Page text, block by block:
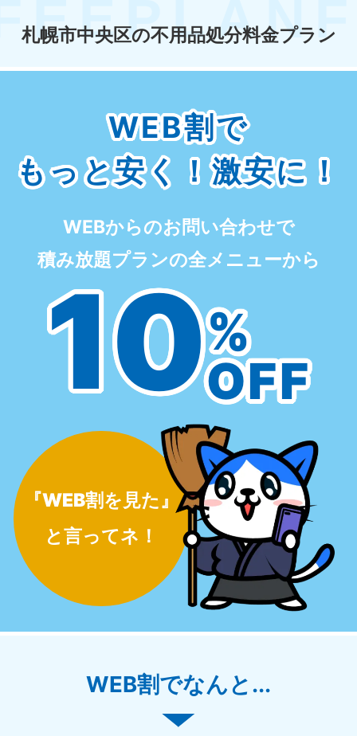
札幌市中央区の不用品処分料金プラン
WEB割で
もっと安く！激安に！
WEBからのお問い合わせで
積み放題プランの全メニューから
10%
OFF
『WEB割を見た』
と言ってネ！
WEB割でなんと...